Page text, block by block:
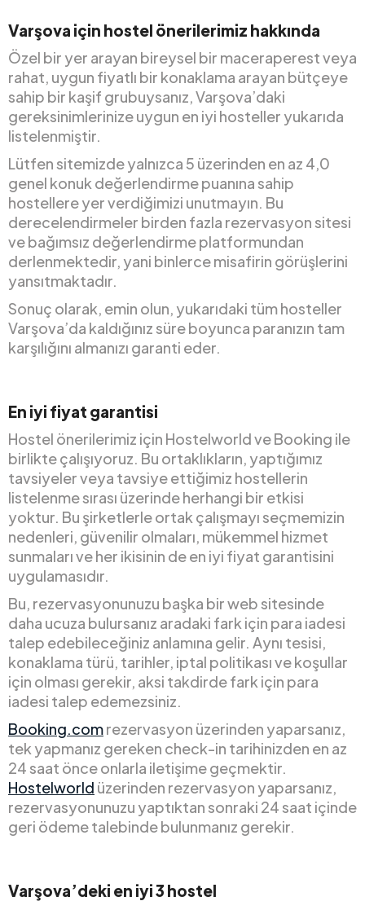
Varşova için hostel önerilerimiz hakkında
Özel bir yer arayan bireysel bir maceraperest veya
rahat, uygun fiyatlı bir konaklama arayan bütçeye
sahip bir kaşif grubuysanız, Varşova’daki
gereksinimlerinize uygun en iyi hosteller yukarıda
listelenmiştir.
Lütfen sitemizde yalnızca 5 üzerinden en az 4,0
genel konuk değerlendirme puanına sahip
hostellere yer verdiğimizi unutmayın. Bu
derecelendirmeler birden fazla rezervasyon sitesi
ve bağımsız değerlendirme platformundan
derlenmektedir, yani binlerce misafirin görüşlerini
yansıtmaktadır.
Sonuç olarak, emin olun, yukarıdaki tüm hosteller
Varşova’da kaldığınız süre boyunca paranızın tam
karşılığını almanızı garanti eder.
En iyi fiyat garantisi
Hostel önerilerimiz için Hostelworld ve Booking ile
birlikte çalışıyoruz. Bu ortaklıkların, yaptığımız
tavsiyeler veya tavsiye ettiğimiz hostellerin
listelenme sırası üzerinde herhangi bir etkisi
yoktur. Bu şirketlerle ortak çalışmayı seçmemizin
nedenleri, güvenilir olmaları, mükemmel hizmet
sunmaları ve her ikisinin de en iyi fiyat garantisini
uygulamasıdır.
Bu, rezervasyonunuzu başka bir web sitesinde
daha ucuza bulursanız aradaki fark için para iadesi
talep edebileceğiniz anlamına gelir. Aynı tesisi,
konaklama türü, tarihler, iptal politikası ve koşullar
için olması gerekir, aksi takdirde fark için para
iadesi talep edemezsiniz.
Booking.comrezervasyon üzerinden yaparsanız,
tek yapmanız gereken check-in tarihinizden en az
24 saat önce onlarla iletişime geçmektir.
Hostelworld üzerinden rezervasyon yaparsanız,
rezervasyonunuzu yaptıktan sonraki 24 saat içinde
geri ödeme talebinde bulunmanız gerekir.
Varşova’deki en iyi 3 hostel